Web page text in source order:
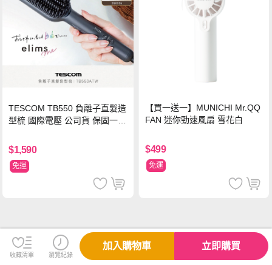
TESCOM TB550 負離子直髮造
型梳 國際電壓 公司貨 保固一年
$1,590
免運
【買一送一】MUNICHI Mr.QQ
FAN 迷你勁速風扇 雪花白
$499
免運
收藏清單 瀏覽紀錄
加入購物車 立即購買